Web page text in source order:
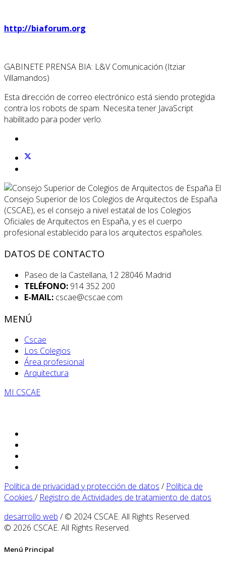
http://biaforum.org
GABINETE PRENSA BIA: L&V Comunicación (Itziar
Villamandos)
Esta dirección de correo electrónico está siendo protegida
contra los robots de spam. Necesita tener JavaScript
habilitado para poder verlo.
El
Consejo Superior de los Colegios de Arquitectos de España
(CSCAE), es el consejo a nivel estatal de los Colegios
Oficiales de Arquitectos en España, y es el cuerpo
profesional establecido para los arquitectos españoles.
DATOS DE CONTACTO
Paseo de la Castellana, 12 28046 Madrid
TELÉFONO: 914 352 200
E-MAIL: cscae@cscae.com
MENÚ
Cscae
Los Colegios
Área profesional
Arquitectura
MI CSCAE
Política de privacidad y protección de datos / Política de
Cookies / Registro de Actividades de tratamiento de datos
desarrollo web / © 2024 CSCAE. All Rights Reserved.
© 2026 CSCAE. All Rights Reserved.
Menú Principal